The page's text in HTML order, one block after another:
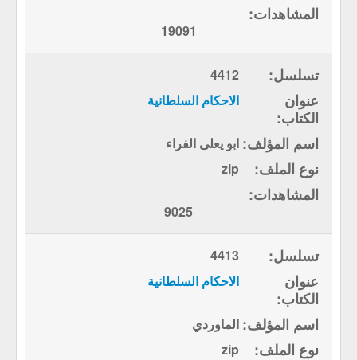
19091
4412
الاحكام السلطانية
ابو يعلى الفراء
zip
9025
4413
الاحكام السلطانية
الماوردي
zip